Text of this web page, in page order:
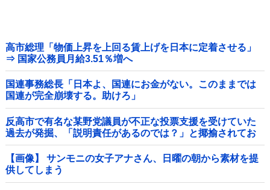
高市総理「物価上昇を上回る賃上げを日本に定着させる」
⇒ 国家公務員月給3.51％増へ
国連事務総長「日本よ、国連にお金がない。このままでは
国連が完全崩壊する。助けろ」
反高市で有名な某野党議員が不正な投票支援を受けていた
過去が発掘、「説明責任があるのでは？」と揶揄されてお
り……他
【画像】 サンモニの女子アナさん、日曜の朝から素材を提
供してしまう